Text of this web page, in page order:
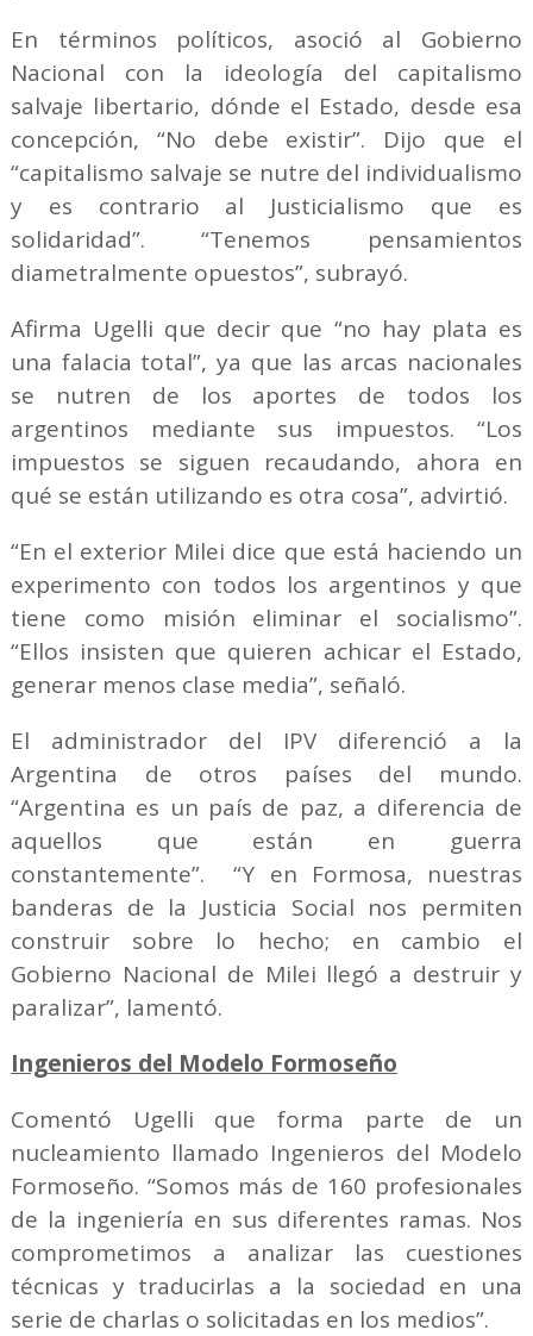
En términos políticos, asoció al Gobierno
Nacional con la ideología del capitalismo
salvaje libertario, dónde el Estado, desde esa
concepción, “No debe existir”. Dijo que el
“capitalismo salvaje se nutre del individualismo
y es contrario al Justicialismo que es
solidaridad”. “Tenemos pensamientos
diametralmente opuestos”, subrayó.
Afirma Ugelli que decir que “no hay plata es
una falacia total”, ya que las arcas nacionales
se nutren de los aportes de todos los
argentinos mediante sus impuestos. “Los
impuestos se siguen recaudando, ahora en
qué se están utilizando es otra cosa”, advirtió.
“En el exterior Milei dice que está haciendo un
experimento con todos los argentinos y que
tiene como misión eliminar el socialismo”.
“Ellos insisten que quieren achicar el Estado,
generar menos clase media”, señaló.
El administrador del IPV diferenció a la
Argentina de otros países del mundo.
“Argentina es un país de paz, a diferencia de
aquellos que están en guerra
constantemente”. “Y en Formosa, nuestras
banderas de la Justicia Social nos permiten
construir sobre lo hecho; en cambio el
Gobierno Nacional de Milei llegó a destruir y
paralizar”, lamentó.
Ingenieros del Modelo Formoseño
Comentó Ugelli que forma parte de un
nucleamiento llamado Ingenieros del Modelo
Formoseño. “Somos más de 160 profesionales
de la ingeniería en sus diferentes ramas. Nos
comprometimos a analizar las cuestiones
técnicas y traducirlas a la sociedad en una
serie de charlas o solicitadas en los medios”.